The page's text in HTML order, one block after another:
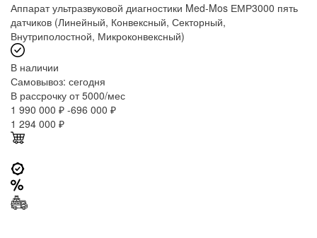
Аппарат ультразвуковой диагностики Med-Mos ЕМР3000 пять
датчиков (Линейный, Конвексный, Секторный,
Внутриполостной, Микроконвексный)
В наличии
Самовывоз: сегодня
В рассрочку от 5000/мес
1 990 000 ₽ -696 000 ₽
1 294 000 ₽